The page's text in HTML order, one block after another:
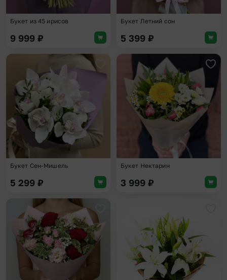
Букет из 45 ирисов
9 999 ₽
Букет Летний сон
5 399 ₽
Добавить в избранное
Букет Сен-Мишель
5 299 ₽
Букет Нектарин
3 999 ₽
Добавить в избранное